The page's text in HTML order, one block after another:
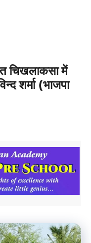
चिखलाकसा में
शर्मा (भाजपा